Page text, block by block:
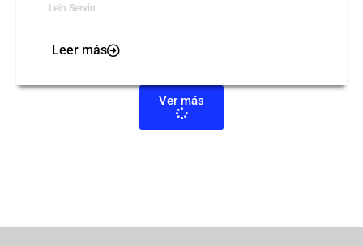
Leih Servin
Leer más
Ver más